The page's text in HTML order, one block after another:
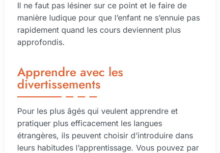
Il ne faut pas lésiner sur ce point et le faire de
manière ludique pour que l’enfant ne s’ennuie pas
rapidement quand les cours deviennent plus
approfondis.
Apprendre avec les
divertissements
Pour les plus âgés qui veulent apprendre et
pratiquer plus efficacement les langues
étrangères, ils peuvent choisir d’introduire dans
leurs habitudes l’apprentissage. Vous pouvez par